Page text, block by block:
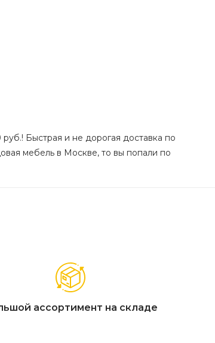
Быстрая и не дорогая доставка по
мебель в Москве, то вы попали по
ассортимент на складе